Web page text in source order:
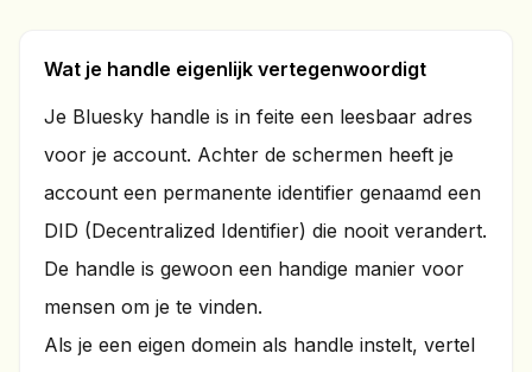
Wat je handle eigenlijk vertegenwoordigt
Je Bluesky handle is in feite een leesbaar adres
voor je account. Achter de schermen heeft je
account een permanente identifier genaamd een
DID (Decentralized Identifier) die nooit verandert.
De handle is gewoon een handige manier voor
mensen om je te vinden.
Als je een eigen domein als handle instelt, vertel